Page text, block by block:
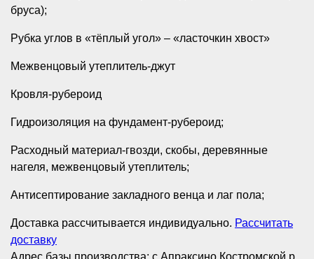
бруса);
Рубка углов в «тёплый угол» – «ласточкин хвост»
Межвенцовый утеплитель-джут
Кровля-рубероид
Гидроизоляция на фундамент-рубероид;
Расходный материал-гвозди, скобы, деревянные
нагеля, межвенцовый утеплитель;
Антисептирование закладного венца и лаг пола;
Доставка рассчитывается индивидуально. Рассчитать
доставку
Адрес базы производства: с.Апраксино Костромской р.